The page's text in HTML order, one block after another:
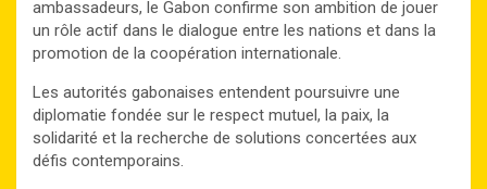
ambassadeurs, le Gabon confirme son ambition de jouer
un rôle actif dans le dialogue entre les nations et dans la
promotion de la coopération internationale.
Les autorités gabonaises entendent poursuivre une
diplomatie fondée sur le respect mutuel, la paix, la
solidarité et la recherche de solutions concertées aux
défis contemporains.